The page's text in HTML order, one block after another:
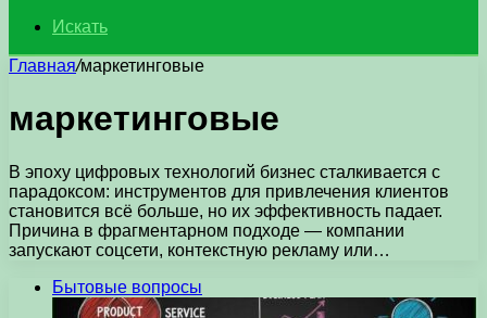
Искать
Главная/маркетинговые
маркетинговые
В эпоху цифровых технологий бизнес сталкивается с
парадоксом: инструментов для привлечения клиентов
становится всё больше, но их эффективность падает.
Причина в фрагментарном подходе — компании
запускают соцсети, контекстную рекламу или…
Бытовые вопросы